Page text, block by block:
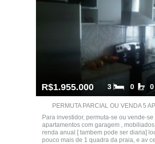
R$1.955.000 0
0
3
PERMUTA PARCIAL OU VENDA 5
Para investidor, permuta-se ou vende-se
apartamentos com garagem ,
renda anual [ tambem pode ser diaria]
pouco mais de 1 quadra da praia, e av